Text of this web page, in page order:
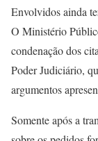
Envolvidos ainda
O Ministério
condenação dos
Poder Judiciário,
argumentos
Somente após a